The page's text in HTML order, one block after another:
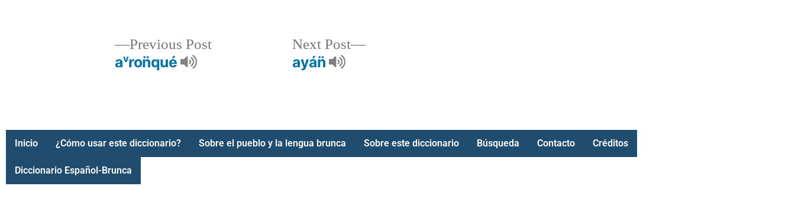
Previous Post
aᵛron̈qué
Next Post
ayán̈
Inicio ¿Cómo usar este diccionario? Sobre el pueblo y la lengua brunca Sobre este diccionario Búsqueda Contacto Créditos
Diccionario Español-Brunca